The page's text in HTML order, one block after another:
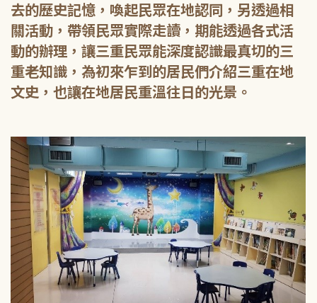
去的歷史記憶，喚起民眾在地認同，另透過相
關活動，帶領民眾實際走讀，期能透過各式活
動的辦理，讓三重民眾能深度認識最真切的三
重老知識，為初來乍到的居民們介紹三重在地
文史，也讓在地居民重溫往日的光景。